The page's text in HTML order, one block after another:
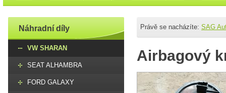
Náhradní díly
VW SHARAN
SEAT ALHAMBRA
FORD GALAXY
Právě se nacházíte: SAG
Airbagový